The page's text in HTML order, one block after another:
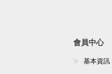
會員中心
基本資訊